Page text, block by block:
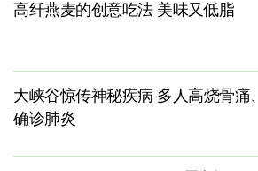
高纤燕麦的创意吃法 美味又低脂
大峡谷惊传神秘疾病 多人高烧骨痛、
确诊肺炎